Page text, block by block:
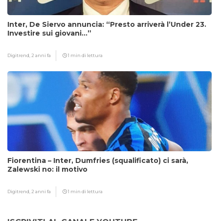
Inter, De Siervo annuncia: “Presto arriverà l’Under 23.
Investire sui giovani…”
Digitrend, 2 anni fa 1 min di lettura
Fiorentina – Inter, Dumfries (squalificato) ci sarà,
Zalewski no: il motivo
Digitrend, 2 anni fa 1 min di lettura